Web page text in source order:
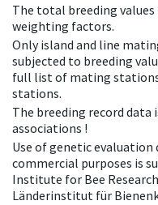
The total breeding
weighting factors.
Only island and line
subjected to breeding
full list of mating
stations.
The breeding record
associations !
Use of genetic
commercial purposes is
Institute for Bee
Länderinstitut für